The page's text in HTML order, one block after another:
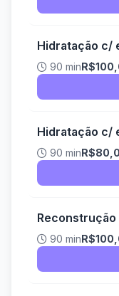
Hidratação c/
90 min
Hidratação c/
90 min
Reconstrução
90 min